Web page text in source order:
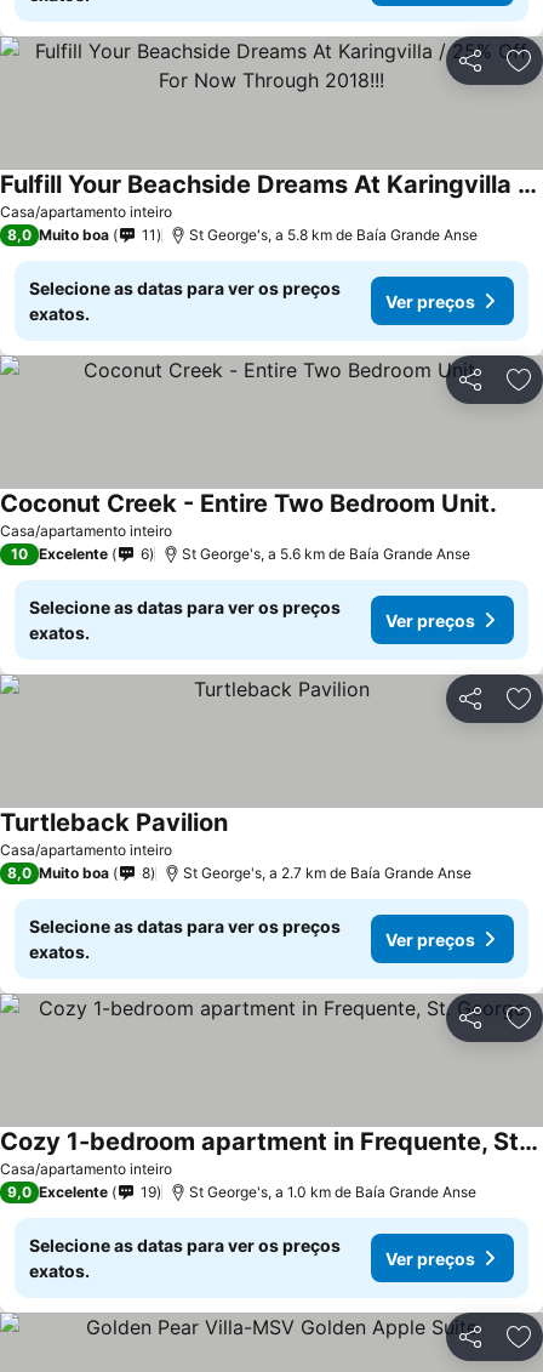
Partilhar
Casa/apartamento inteiro
Fulfill Your Beachside Dreams At Karingvilla / 25% Off For Now Through 2018!!!
Ver preços
8,0 Muito boa 11 St George's, a 5.8 km de Baía Grande Anse
Selecione as datas para ver os preços
exatos.
Ver preços
Partilhar
Casa/apartamento inteiro
Coconut Creek - Entire Two Bedroom Unit.
10 Excelente 6 St George's, a 5.6 km de Baía Grande Anse
Selecione as datas para ver os preços
exatos.
Ver preços
Partilhar
Casa/apartamento inteiro
Turtleback PavilionVer preços
8,0 Muito boa 8 St George's, a 2.7 km de Baía Grande Anse
Selecione as datas para ver os preços
exatos.
Ver preços
Partilhar
Casa/apartamento inteiro
Cozy 1-bedroom apartment in Frequente, St. George
Ver preços
9,0 Excelente 19 St George's, a 1.0 km de Baía Grande Anse
Selecione as datas para ver os preços
exatos.
Ver preços
Partilhar